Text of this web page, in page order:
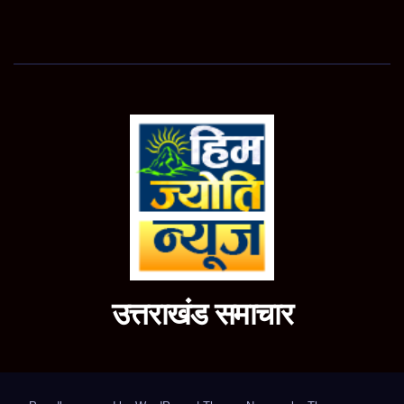
उत्तराखंड समाचार